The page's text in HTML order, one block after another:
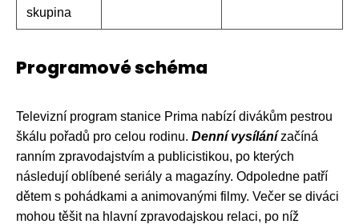
skupina
Programové schéma
Televizní program stanice Prima nabízí divákům pestrou
škálu pořadů pro celou rodinu. Denní vysílánízačíná
ranním zpravodajstvím a publicistikou, po kterých
následují oblíbené seriály a magazíny. Odpoledne patří
dětem s pohádkami a animovanými filmy. Večer se diváci
mohou těšit na hlavní zpravodajskou relaci, po níž